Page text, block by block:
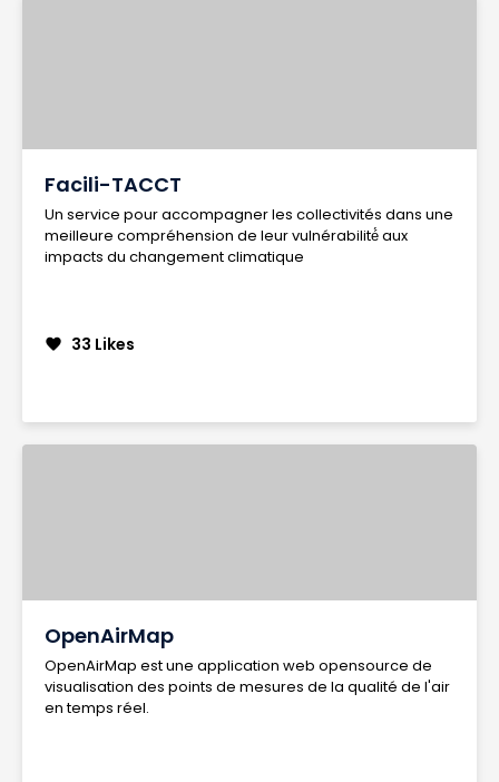
Facili-TACCT
Un service pour accompagner les collectivités dans une
meilleure compréhension de leur vulnérabilité́ aux
impacts du changement climatique
favorite 33 Likes
OpenAirMap
OpenAirMap est une application web opensource de
visualisation des points de mesures de la qualité de l'air
en temps réel.